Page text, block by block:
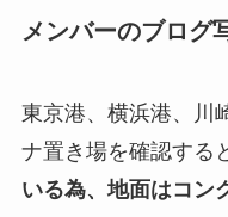
メンバーのブログ
東京港、横浜港、川
ナ置き場を確認する
いる為、地面はコン